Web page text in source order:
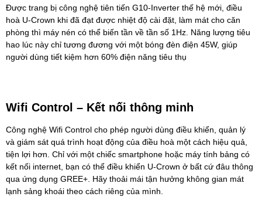
Được trang bị công nghệ tiên tiến G10-Inverter thế hệ mới, điều
hoà U-Crown khi đã đạt được nhiệt độ cài đặt, làm mát cho căn
phòng thì máy nén có thể biến tần về tần số 1Hz. Năng lượng tiêu
hao lúc này chỉ tương đương với một bóng đèn điện 45W, giúp
người dùng tiết kiệm hơn 60% điện năng tiêu thụ
Wifi Control – Kết nối thông minh
Công nghệ Wifi Control cho phép người dùng điều khiển, quản lý
và giám sát quá trình hoạt động của điều hoà một cách hiệu quả,
tiện lợi hơn. Chỉ với một chiếc smartphone hoặc máy tính bảng có
kết nối internet, bạn có thể điều khiển U-Crown ở bất cứ đâu thông
qua ứng dụng GREE+. Hãy thoải mái tận hưởng không gian mát
lạnh sảng khoái theo cách riêng của mình.